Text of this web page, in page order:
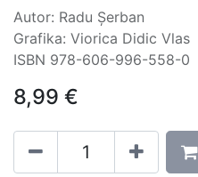
Autor: Radu Șerban
Grafika: Viorica Didic Vlas
ISBN 978-606-996-558-0
8,99 €